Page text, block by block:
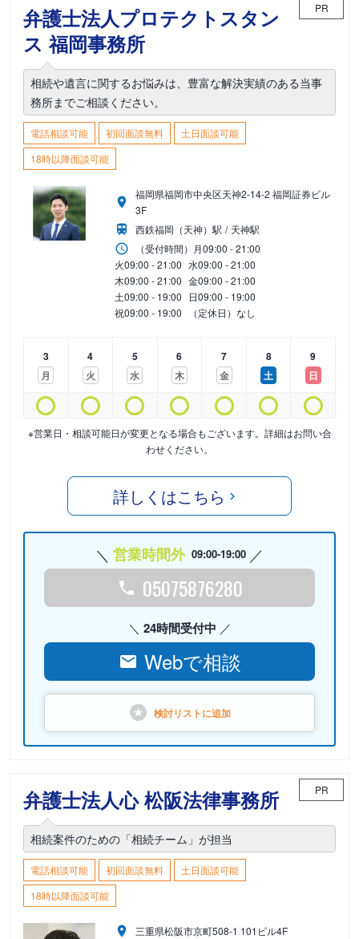
弁護士法人プロテクトスタン
ス 福岡事務所
PR
相続や遺言に関するお悩みは、豊富な解決実績のある当事
務所までご相談ください。
電話相談可能 初回面談無料
土日面談可能
18時以降面談可能
福岡県福岡市中央区天神2-14-2 福岡証券ビル
3F
西鉄福岡（天神）駅
天神駅
（受付時間） 月09:00 - 21:00
火09:00 - 21:00 水09:00 - 21:00
木09:00 - 21:00 金09:00 - 21:00
土09:00 - 19:00 日09:00 - 19:00
祝09:00 - 19:00 （定休日）なし
3
月
4
火
5
水
6
木
7
金
8
土
9
日
※営業日・相談可能日が変更となる場合もございます。詳細はお問い合
わせください。
詳しくはこちら
営業時間外 09:00-19:00
05075876280
24時間受付中
Webで相談
検討リストに追加
弁護士法人心 松阪法律事務所 PR
相続案件のための「相続チーム」が担当
電話相談可能 初回面談無料
土日面談可能
18時以降面談可能
三重県松阪市京町508-1 101ビル4F